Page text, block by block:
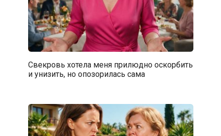
Свекровь хотела меня прилюдно оскорбить
и унизить, но опозорилась сама